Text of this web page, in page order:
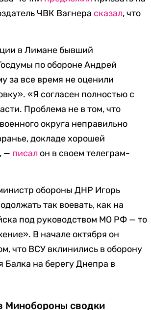
ЧВК Вагнера сказал, что
в Лимане бывший
по обороне Андрей
за все время не оценили
«Я согласен полностью с
Проблема не в том, что
округа неправильно
докладе хорошей
— писал он в своем телеграм-
обороны ДНР Игорь
так воевать, как на
под руководством МО РФ — то
В начале октября он
что ВСУ вклинились в оборону
Балка на берегу Днепра в
Минобороны сводки